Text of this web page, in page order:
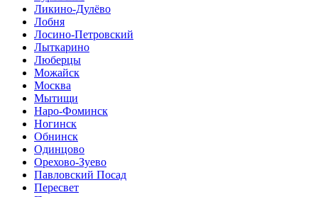
Ликино-Дулёво
Лобня
Лосино-Петровский
Лыткарино
Люберцы
Можайск
Москва
Мытищи
Наро-Фоминск
Ногинск
Обнинск
Одинцово
Орехово-Зуево
Павловский Посад
Пересвет